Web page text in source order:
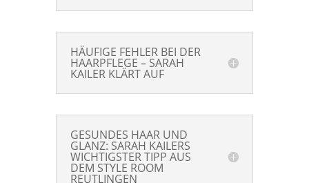
HÄUFIGE FEHLER BEI DER
HAARPFLEGE – SARAH
KAILER KLÄRT AUF
GESUNDES HAAR UND
GLANZ: SARAH KAILERS
WICHTIGSTER TIPP AUS
DEM STYLE ROOM
REUTLINGEN